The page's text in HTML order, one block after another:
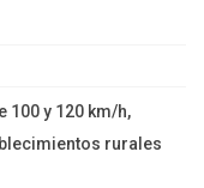
100 y 120 km/h,
rurales